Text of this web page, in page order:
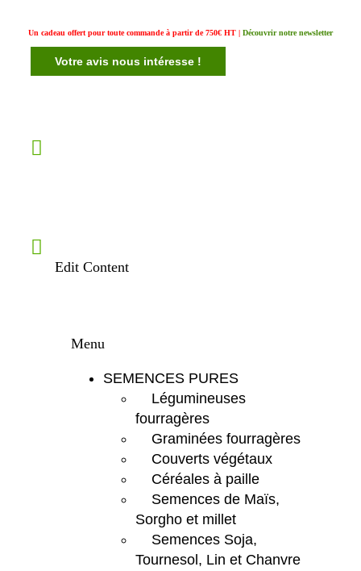
Un cadeau offert pour toute commande à partir de 750€ HT | Découvrir notre newsletter
Votre avis nous intéresse !
Edit Content
Menu
SEMENCES PURES
Légumineuses
fourragères
Graminées fourragères
Couverts végétaux
Céréales à paille
Semences de Maïs,
Sorgho et millet
Semences Soja,
Tournesol, Lin et Chanvre